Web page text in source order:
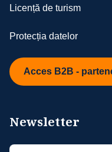
Licență de turism
Protecția datelor
Acces B2B -
Newsletter